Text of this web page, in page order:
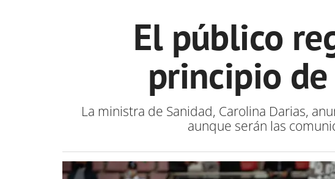
El público
principio
La ministra de Sanidad, Carolina Darias,
aunque serán las